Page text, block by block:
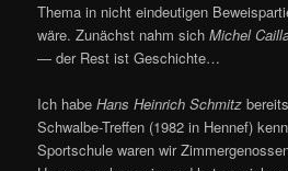
Thema in nicht eindeutigen
wäre. Zunächst nahm sichMichel
— der Rest ist Geschichte…
Ich habeHans Heinrich Schmitz
Schwalbe-Treffen (1982 in Hennef)
Sportschule waren wir